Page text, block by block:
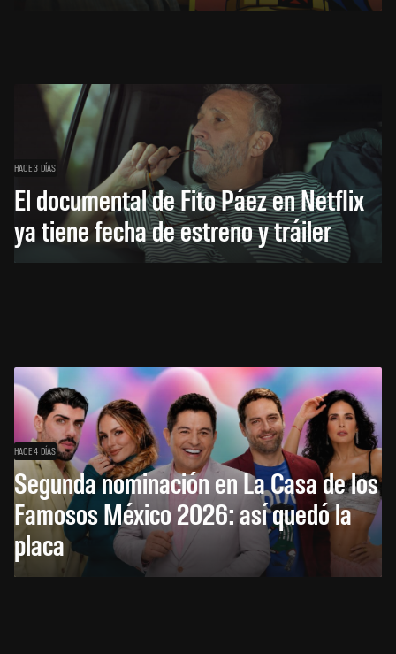
HACE 3 DÍAS
El documental de Fito Páez en Netflix
ya tiene fecha de estreno y tráiler
HACE 4 DÍAS
Segunda nominación en La Casa de los
Famosos México 2026: así quedó la
placa